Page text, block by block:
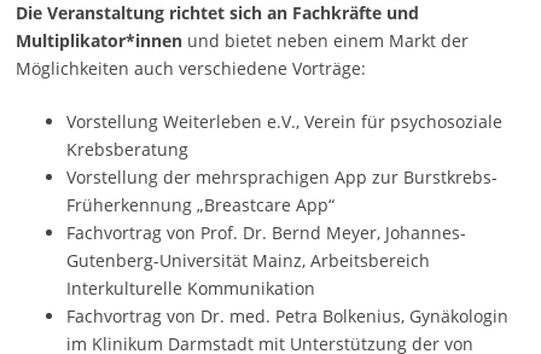
Die Veranstaltung richtet sich an Fachkräfte und
Multiplikator*innenund bietet neben einem Markt der
Möglichkeiten auch verschiedene Vorträge:
Vorstellung Weiterleben e.V., Verein für psychosoziale
Krebsberatung
Vorstellung der mehrsprachigen App zur Burstkrebs-
Früherkennung „Breastcare App“
Fachvortrag von Prof. Dr. Bernd Meyer, Johannes-
Gutenberg-Universität Mainz, Arbeitsbereich
Interkulturelle Kommunikation
Fachvortrag von Dr. med. Petra Bolkenius, Gynäkologin
im Klinikum Darmstadt mit Unterstützung der von